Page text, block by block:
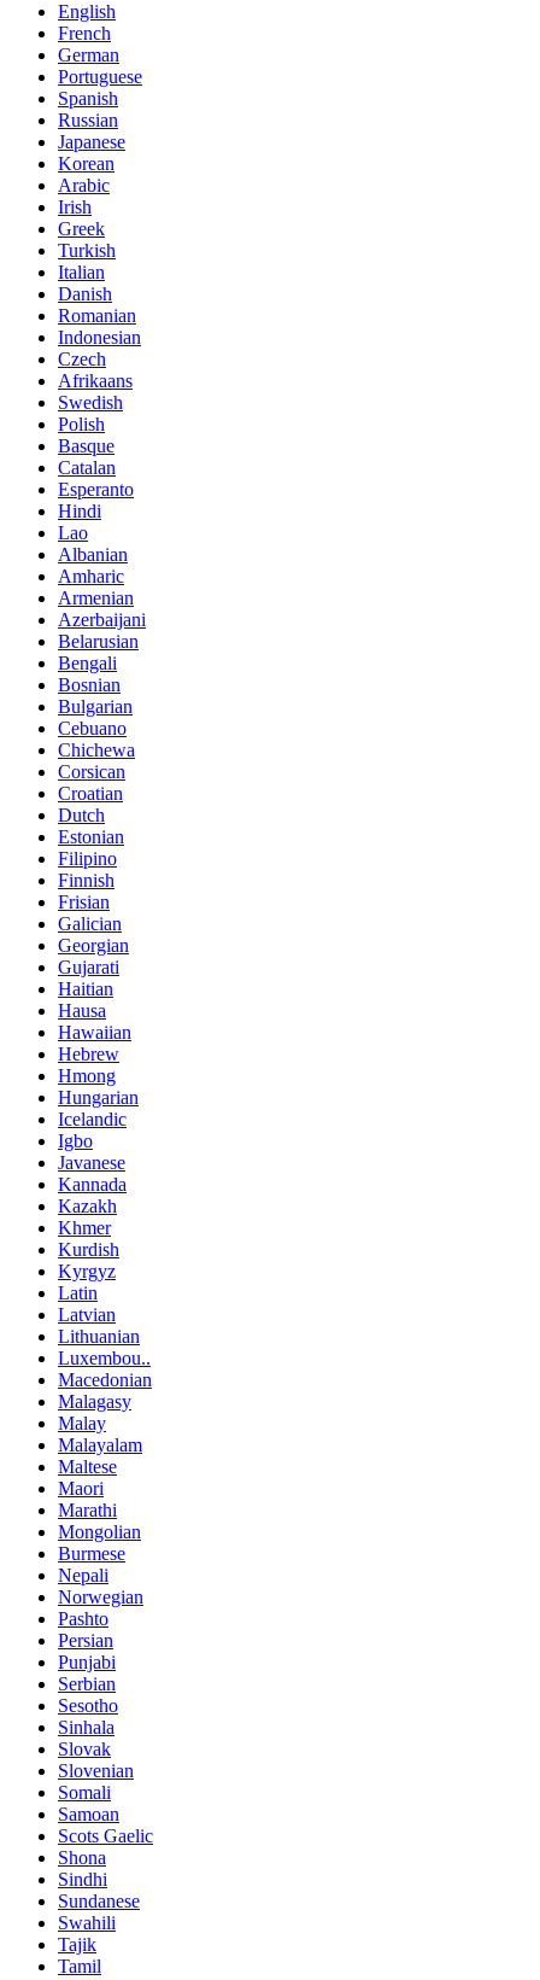
English
French
German
Portuguese
Spanish
Russian
Japanese
Korean
Arabic
Irish
Greek
Turkish
Italian
Danish
Romanian
Indonesian
Czech
Afrikaans
Swedish
Polish
Basque
Catalan
Esperanto
Hindi
Lao
Albanian
Amharic
Armenian
Azerbaijani
Belarusian
Bengali
Bosnian
Bulgarian
Cebuano
Chichewa
Corsican
Croatian
Dutch
Estonian
Filipino
Finnish
Frisian
Galician
Georgian
Gujarati
Haitian
Hausa
Hawaiian
Hebrew
Hmong
Hungarian
Icelandic
Igbo
Javanese
Kannada
Kazakh
Khmer
Kurdish
Kyrgyz
Latin
Latvian
Lithuanian
Luxembou..
Macedonian
Malagasy
Malay
Malayalam
Maltese
Maori
Marathi
Mongolian
Burmese
Nepali
Norwegian
Pashto
Persian
Punjabi
Serbian
Sesotho
Sinhala
Slovak
Slovenian
Somali
Samoan
Scots Gaelic
Shona
Sindhi
Sundanese
Swahili
Tajik
Tamil